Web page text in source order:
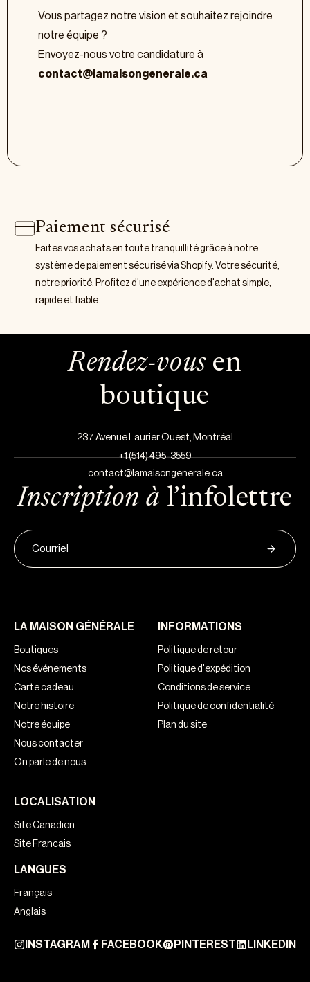
Vous partagez notre vision et souhaitez rejoindre
notre équipe ?
Envoyez-nous votre candidature à
contact@lamaisongenerale.ca
Paiement sécurisé
Faites vos achats en toute tranquillité grâce à notre
système de paiement sécurisé via Shopify. Votre sécurité,
notre priorité. Profitez d'une expérience d'achat simple,
rapide et fiable.
Rendez-vousen
boutique
237 Avenue Laurier Ouest, Montréal
+1 (514) 495-3559
contact@lamaisongenerale.ca
Inscription à l’infolettre
LA MAISON GÉNÉRALE
Boutiques
Nos événements
Carte cadeau
Notre histoire
Notre équipe
Nous contacter
On parle de nous
INFORMATIONS
Politique de retour
Politique d'expédition
Conditions de service
Politique de confidentialité
Plan du site
LOCALISATION
Site Canadien
Site Francais
LANGUES
Français
Anglais
INSTAGRAM FACEBOOK PINTEREST LINKEDIN